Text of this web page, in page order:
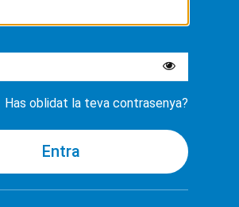
Has oblidat la teva contrasenya?